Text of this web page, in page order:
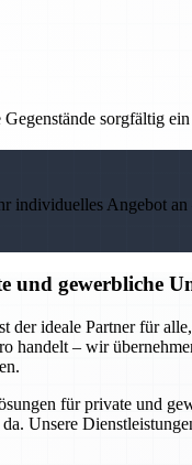
sorgfältig
individuelles Angebot
und gewerbliche
ideale Partner für
handelt – wir
für private und
Unsere